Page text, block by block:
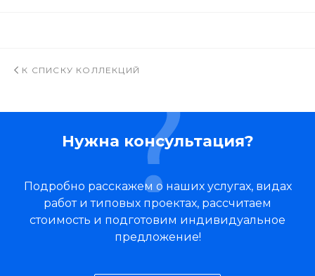
К СПИСКУ КОЛЛЕКЦИЙ
Нужна консультация?
Подробно расскажем о наших услугах, видах
работ и типовых проектах, рассчитаем
стоимость и подготовим индивидуальное
предложение!